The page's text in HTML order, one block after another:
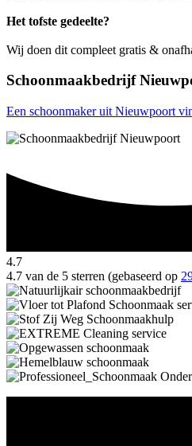
Het tofste gedeelte?
Wij doen dit compleet gratis &
Schoonmaakbedrijf
Een schoonmaker uit Nieuwpoort
4.7
4.7 van de 5 sterren (gebaseerd op